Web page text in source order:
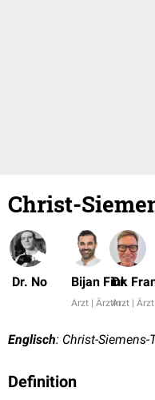
Christ-
Dr. No Bijan Fink
Arzt | Ärztin
Dr.
Arzt |
Englisch: Christ-
Definition